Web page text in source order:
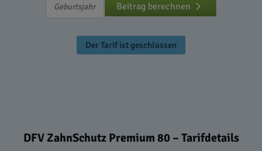
Beitrag berechnen
Der Tarif ist geschlossen
DFV ZahnSchutz Premium 80 – Tarifdetails